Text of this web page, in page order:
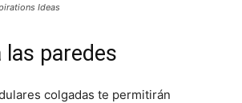
Ideas
paredes
colgadas te permitirán